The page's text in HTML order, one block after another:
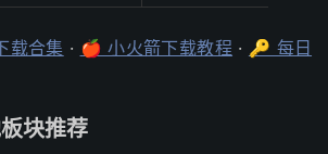
载合集 · 🍎 小火箭下载教程 · 🔑 每日
块推荐